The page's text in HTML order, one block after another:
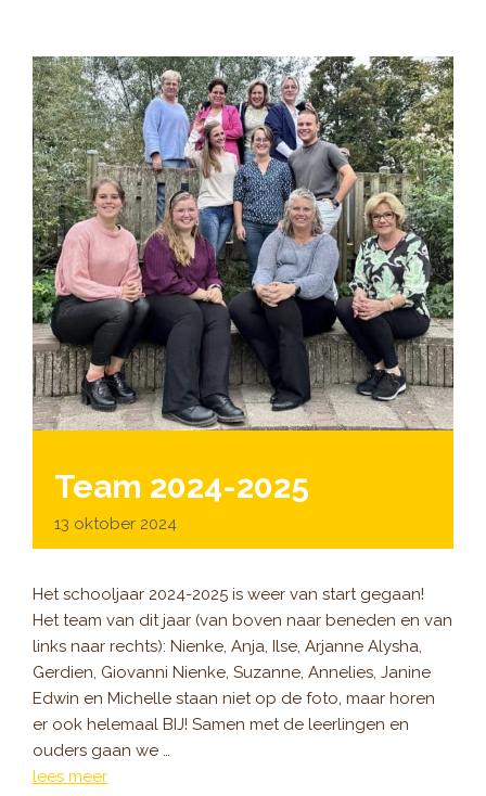
Team 2024-2025
13 oktober 2024
Het schooljaar 2024-2025 is weer van start gegaan!
Het team van dit jaar (van boven naar beneden en van
links naar rechts): Nienke, Anja, Ilse, Arjanne Alysha,
Gerdien, Giovanni Nienke, Suzanne, Annelies, Janine
Edwin en Michelle staan niet op de foto, maar horen
er ook helemaal BIJ! Samen met de leerlingen en
ouders gaan we …
lees meer